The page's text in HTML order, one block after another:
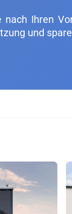
nach Ihren
und